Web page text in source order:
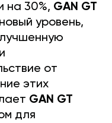
на 30%, GAN GT
уровень,
от
этих
GAN GT
для